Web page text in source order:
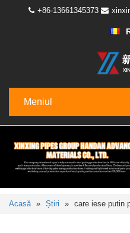
+86-13661345373
Meniul
Acasă » Știri » care iese putin